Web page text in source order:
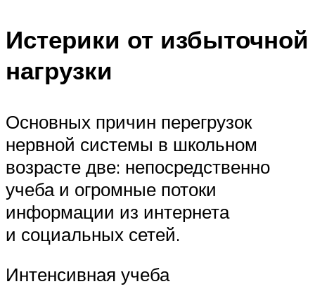
Истерики от избыточной
нагрузки
Основных причин перегрузок
нервной системы в школьном
возрасте две: непосредственно
учеба и огромные потоки
информации из интернета
и социальных сетей.
Интенсивная учеба